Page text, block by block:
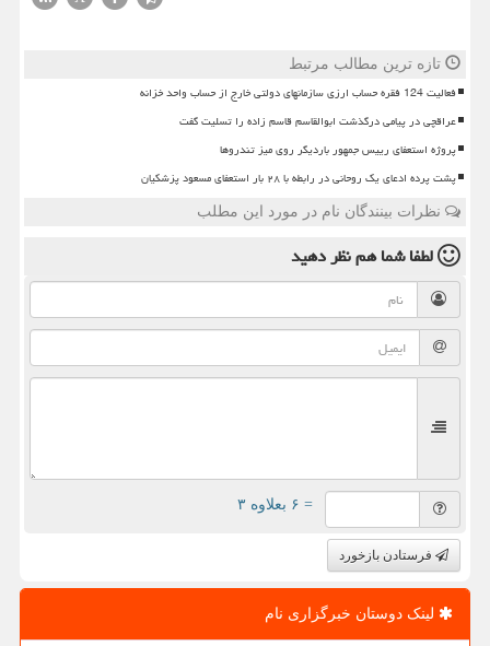
تازه ترین مطالب مرتبط
فعالیت 124 فقره حساب ارزی سازمانهای دولتی خارج از حساب واحد خزانه
عراقچی در پیامی درگذشت ابوالقاسم قاسم زاده را تسلیت گفت
پروژه استعفای رییس جمهور باردیگر روی میز تندروها
پشت پرده ادعای یک روحانی در رابطه با ۲۸ بار استعفای مسعود پزشکیان
نظرات بینندگان نام در مورد این مطلب
لطفا شما همنظر دهید
= ۶ بعلاوه ۳
فرستادن بازخورد
لینک دوستان خبرگزاری نام